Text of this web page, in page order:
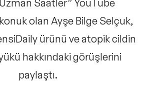
Konuşmacıları
Saatler” YouTube
olan Ayşe Bilge Selçuk,
ürünü ve atopik cildin
hakkındaki görüşlerini
paylaştı.